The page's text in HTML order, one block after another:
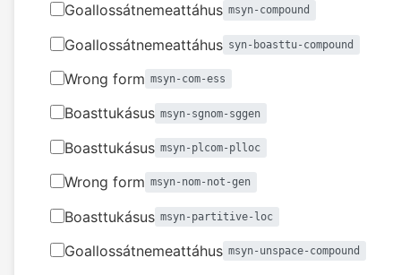
Goallossátnemeattáhus msyn-compound
Goallossátnemeattáhus syn-boasttu-compound
Wrong form msyn-com-ess
Boasttukásus msyn-sgnom-sggen
Boasttukásus msyn-plcom-plloc
Wrong form msyn-nom-not-gen
Boasttukásus msyn-partitive-loc
Goallossátnemeattáhus msyn-unspace-compound